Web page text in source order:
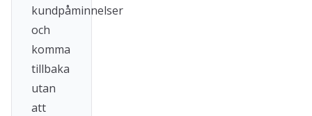
kundpåminnelser
och
komma
tillbaka
utan
att